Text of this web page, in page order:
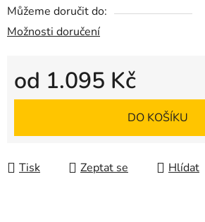
Můžeme doručit do:
Možnosti doručení
od 1.095 Kč
Měrná cena:
DO KOŠÍKU
Tisk Zeptat se Hlídat